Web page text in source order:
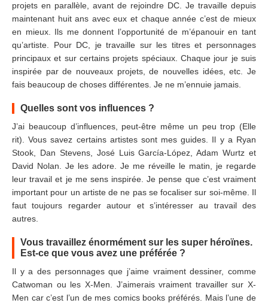
projets en parallèle, avant de rejoindre DC. Je travaille depuis
maintenant huit ans avec eux et chaque année c’est de mieux
en mieux. Ils me donnent l’opportunité de m’épanouir en tant
qu’artiste. Pour DC, je travaille sur les titres et personnages
principaux et sur certains projets spéciaux. Chaque jour je suis
inspirée par de nouveaux projets, de nouvelles idées, etc. Je
fais beaucoup de choses différentes. Je ne m’ennuie jamais.
Quelles sont vos influences ?
J’ai beaucoup d’influences, peut-être même un peu trop (Elle
rit). Vous savez certains artistes sont mes guides. Il y a Ryan
Stook, Dan Stevens, José Luis García-López, Adam Wurtz et
David Nolan. Je les adore. Je me réveille le matin, je regarde
leur travail et je me sens inspirée. Je pense que c’est vraiment
important pour un artiste de ne pas se focaliser sur soi-même. Il
faut toujours regarder autour et s’intéresser au travail des
autres.
Vous travaillez énormément sur les super héroïnes.
Est-ce que vous avez une préférée ?
Il y a des personnages que j’aime vraiment dessiner, comme
Catwoman ou les X-Men. J’aimerais vraiment travailler sur X-
Men car c’est l’un de mes comics books préférés. Mais l’une de